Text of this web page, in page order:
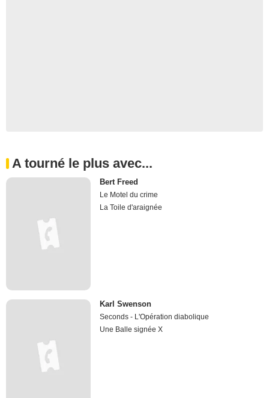
A tourné le plus avec...
Bert Freed
Le Motel du crime
La Toile d'araignée
Karl Swenson
Seconds - L'Opération diabolique
Une Balle signée X